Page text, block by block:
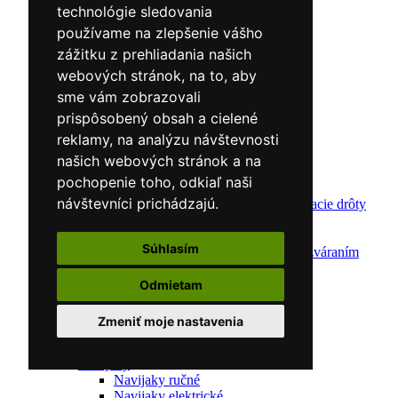
technológie sledovania
používame na zlepšenie vášho
zážitku z prehliadania našich
webových stránok, na to, aby
sme vám zobrazovali
prispôsobený obsah a cielené
reklamy, na analýzu návštevnosti
našich webových stránok a na
pochopenie toho, odkiaľ naši
návštevníci prichádzajú.
Súhlasím
Odmietam
Zmeniť moje nastavenia
Zváracie drôty
Elektródy
Ochrana pred zváraním
Predohrev / Žíhanie
Polohovacie systémy
Indukčný ohrev
Auto náradie a vybavenie servisov
Lakernícke stojany
Navijaky ručné